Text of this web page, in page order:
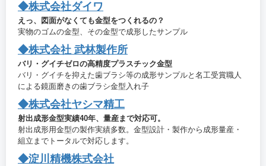
◆株式会社ダイワ
えっ、図面がなくても金型をつくれるの？
実物のゴムの金型、その金型で成形したサンプル
◆株式会社 武林製作所
バリ・グイチゼロの高精度プラスチック金型
バリ・グイチを抑えた歯ブラシ等の成形サンプルと名工受賞職人
による鏡面磨きの歯ブラシ金型入れ子
◆株式会社ヤシマ精工
射出成形金型実績40年、量産まで対応可。
射出成形用金型の製作実績多数。金型設計・製作から成形量産・
組立までトータルで対応します。
◆淀川精機株式会社